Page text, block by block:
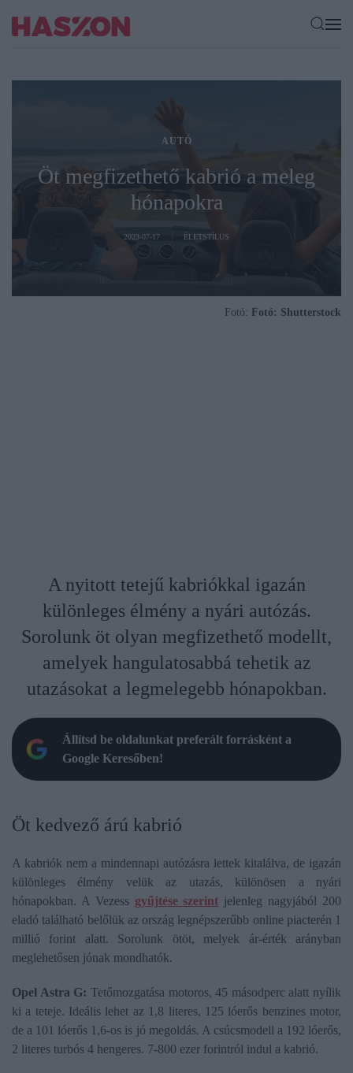
AUTÓ
Öt megfizethető kabrió a meleg
hónapokra
2023-07-17 ÉLETSTÍLUS
Fotó: Fotó: Shutterstock
A nyitott tetejű kabriókkal igazán
különleges élmény a nyári autózás.
Sorolunk öt olyan megfizethető modellt,
amelyek hangulatosabbá tehetik az
utazásokat a legmelegebb hónapokban.
Állítsd be oldalunkat preferált forrásként a
Google Keresőben!
Öt kedvező árú kabrió
A kabriók nem a mindennapi autózásra lettek kitalálva, de igazán
különleges élmény velük az utazás, különösen a nyári
hónapokban. A Vezess gyűjtése szerint jelenleg nagyjából 200
eladó található belőlük az ország legnépszerűbb online piacterén 1
millió forint alatt. Sorolunk ötöt, melyek ár-érték arányban
meglehetősen jónak mondhatók.
Opel Astra G: Tetőmozgatása motoros, 45 másodperc alatt nyílik
ki a teteje. Ideális lehet az 1,8 literes, 125 lóerős benzines motor,
de a 101 lóerős 1,6-os is jó megoldás. A csúcsmodell a 192 lóerős,
2 literes turbós 4 hengeres. 7-800 ezer forintról indul a kabrió.